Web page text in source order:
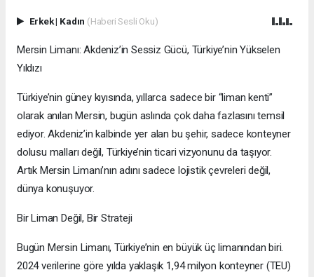
Erkek| Kadın (Haberi Sesli Oku)
Mersin Limanı: Akdeniz’in Sessiz Gücü, Türkiye’nin Yükselen
Yıldızı
Türkiye’nin güney kıyısında, yıllarca sadece bir “liman kenti”
olarak anılan Mersin, bugün aslında çok daha fazlasını temsil
ediyor. Akdeniz’in kalbinde yer alan bu şehir, sadece konteyner
dolusu malları değil, Türkiye’nin ticari vizyonunu da taşıyor.
Artık Mersin Limanı’nın adını sadece lojistik çevreleri değil,
dünya konuşuyor.
Bir Liman Değil, Bir Strateji
Bugün Mersin Limanı, Türkiye’nin en büyük üç limanından biri.
2024 verilerine göre yılda yaklaşık 1,94 milyon konteyner (TEU)